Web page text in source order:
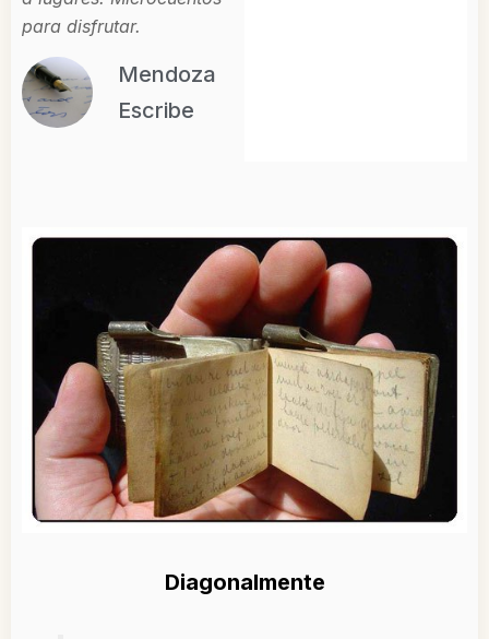
para disfrutar.
Mendoza
Escribe
Diagonalmente